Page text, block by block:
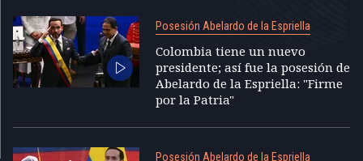
Posesión Abelardo de la Espriella
Colombia tiene un nuevo
presidente; así fue la posesión de
Abelardo de la Espriella: "Firme
por la Patria"
Posesión Abelardo de la Espriella